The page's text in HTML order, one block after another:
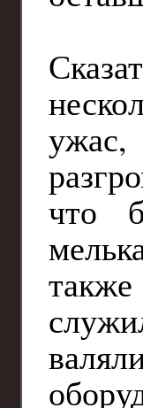
что